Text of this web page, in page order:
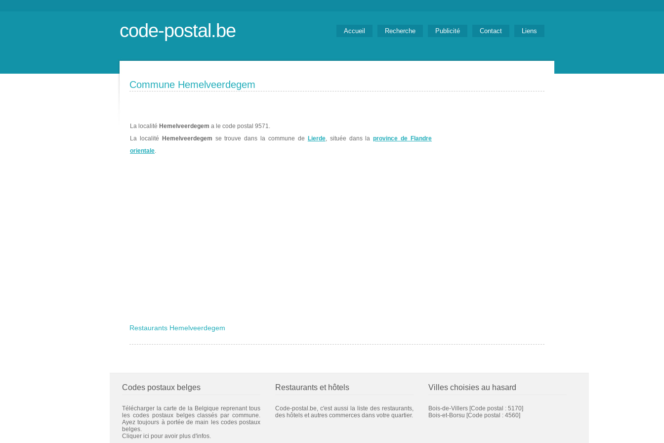
code-postal.be Accueil Recherche Publicité Contact Liens
Commune Hemelveerdegem
La localité Hemelveerdegem a le code postal 9571.
La localité
Hemelveerdegem se trouve dans la commune de Lierde, située dans laprovince de Flandre
orientale.
Restaurants Hemelveerdegem
Codes postaux belges
Télécharger la carte de la Belgique reprenant tous
les codes postaux belges classés par commune.
Ayez toujours à portée de main les codes postaux
belges.
Cliquer ici pour avoir plus d'infos.
Restaurants et hôtels
Code-postal.be, c'est aussi la liste des restaurants,
des hôtels et autres commerces dans votre quartier.
Villes choisies au hasard
Bois-de-Villers [Code postal : 5170]
Bois-et-Borsu [Code postal : 4560]